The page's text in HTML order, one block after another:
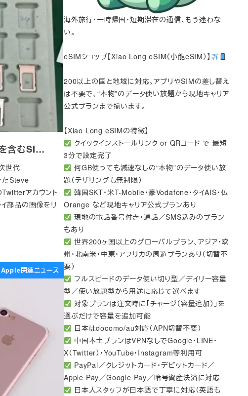
含むSI…
世代
たSteve
アカウント
部品の画像をリ
Apple関連ニュース
海外旅行・一時帰国・短期滞在の通信、もう迷わな
い。
eSIMショップ【Xiao Long eSIM（小龍eSIM）】
200以上の国と地域に対応。アプリやSIMの差し替え
は不要で、“本物”のデータ使い放題から現地キャリア
公式プランまで揃います。
【Xiao Long eSIMの特徴】
クイックインストールリンク or QRコード で 最短
3分で設定完了
何GB使っても減速なしの“本物”のデータ使い放
題（テザリングも無制限）
韓国SKT・米T-Mobile・豪Vodafone・タイAIS・仏
Orange など現地キャリア公式プランあり
現地の電話番号付き・通話／SMS込みのプラン
もあり
世界200ヶ国以上のグローバルプラン、アジア・欧
州・北南米・中東・アフリカの周遊プランあり（切替不
要）
フルスピードのデータ使い切り型／デイリー容量
型／使い放題型から用途に応じて選べます
対象プランは注文時に「チャージ（容量追加）」を
選ぶだけで容量を追加可能
日本はdocomo/au対応（APN切替不要）
中国本土プランはVPNなしでGoogle・LINE・
X（Twitter）・YouTube・Instagram等利用可
PayPal／クレジットカード・デビットカード／
Apple Pay／Google Pay／暗号資産決済に対応
日本人スタッフが日本語で丁寧に対応（英語も